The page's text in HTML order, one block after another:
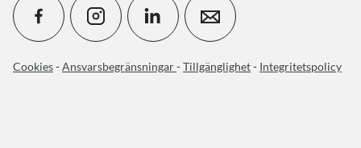
Cookies-Ansvarsbegränsningar-Tillgänglighet- Integritetspolicy